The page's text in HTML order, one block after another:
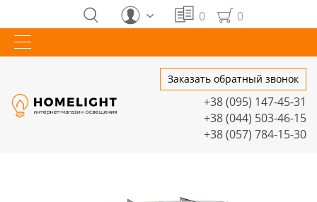
0 0
Заказать обратный звонок
+38 (095) 147-45-31
+38 (044) 503-46-15
+38 (057) 784-15-30